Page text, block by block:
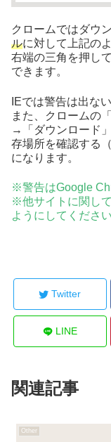
クロームではダウ
ルに対して上記の
右端の三角を押し
できます。
IEでは警告は出な
また、クロームの
→「ダウンロード
存場所を確認する
になります。
※警告はGoogle
※他サイトに関し
ようにしてください
Twitter
LINE
関連記事
Other